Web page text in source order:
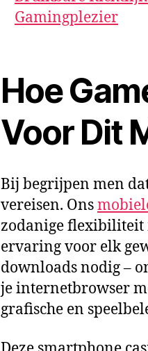
Gamingplezier
Hoe
Voor Dit
Bij begrijpen men
vereisen. Ons
zodanige flexibiliteit
ervaring voor elk
downloads nodig –
je internetbrowser
grafische en